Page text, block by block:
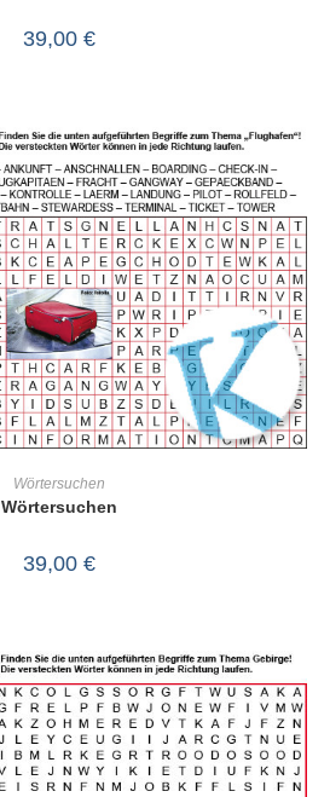
39,00 €
Wörtersuchen
Wörtersuchen
39,00 €